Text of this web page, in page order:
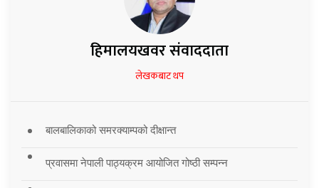
हिमालयखवर संवाददाता
लेखकबाट थप
बालबालिकाको समरक्याम्पको दीक्षान्त
प्रवासमा नेपाली पाठ्यक्रम आयोजित गोष्ठी सम्पन्न